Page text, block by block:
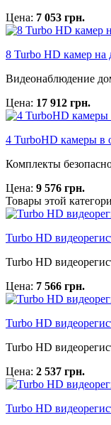
Цена: 7 053 грн.
8 Turbo HD камер на
Видеонаблюдение
Цена: 17 912 грн.
4 TurboHD камеры в
Комплекты
Цена: 9 576 грн.
Товары этой
Turbo HD
Turbo HD
Цена: 7 566 грн.
Turbo HD
Turbo HD
Цена: 2 537 грн.
Turbo HD